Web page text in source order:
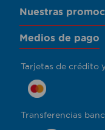
Nuestras
Medios de pago
Tarjetas de crédito
Transferencias